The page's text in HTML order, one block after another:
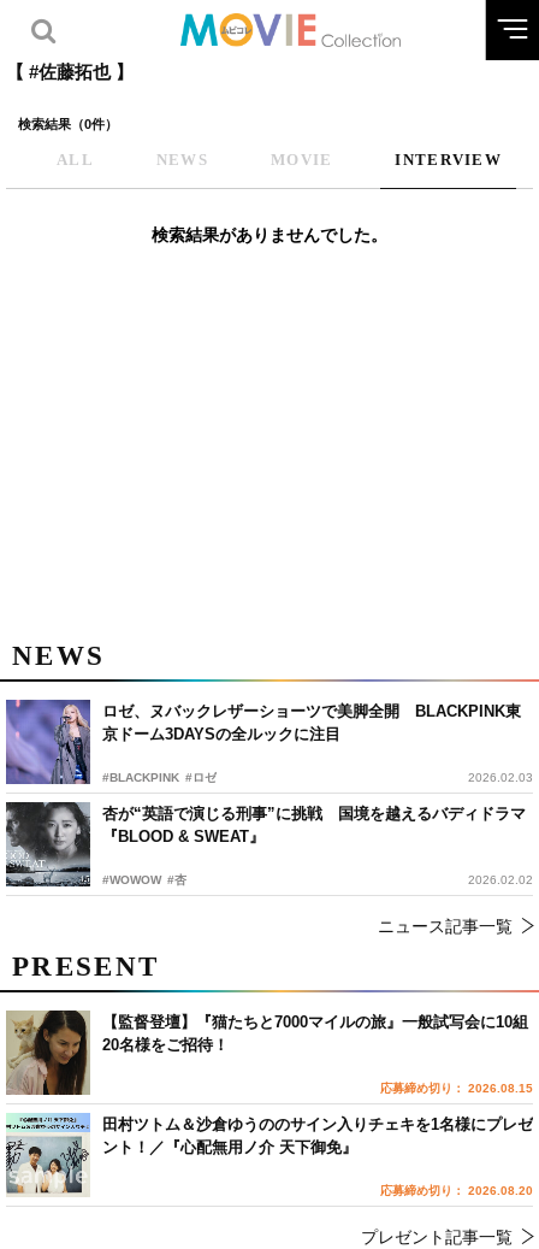
【 #佐藤拓也 】
検索結果（0件）
ALL NEWS MOVIE INTERVIEW
検索結果がありませんでした。
NEWS
ロゼ、ヌバックレザーショーツで美脚全開 BLACKPINK東
京ドーム3DAYSの全ルックに注目
#BLACKPINK #ロゼ 2026.02.03
杏が“英語で演じる刑事”に挑戦 国境を越えるバディドラマ
『BLOOD & SWEAT』
#WOWOW #杏 2026.02.02
ニュース記事一覧
PRESENT
【監督登壇】『猫たちと7000マイルの旅』一般試写会に10組
20名様をご招待！
応募締め切り： 2026.08.15
田村ツトム＆沙倉ゆうののサイン入りチェキを1名様にプレゼ
ント！／『心配無用ノ介 天下御免』
応募締め切り： 2026.08.20
プレゼント記事一覧